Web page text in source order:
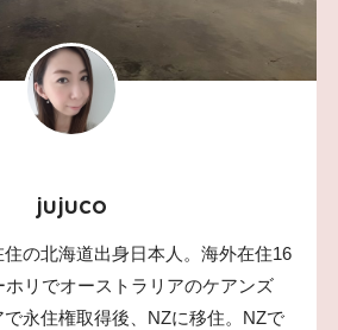
jujuco
の北海道出身日本人。海外在住16
リでオーストラリアのケアンズ
永住権取得後、NZに移住。NZで